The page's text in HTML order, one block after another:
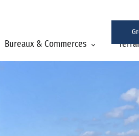
Bureaux & Commerces